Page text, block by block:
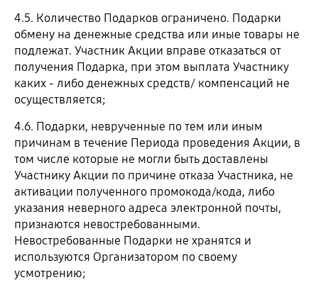
4.5. Количество Подарков ограничено. Подарки
обмену на денежные средства или иные товары не
подлежат. Участник Акции вправе отказаться от
получения Подарка, при этом выплата Участнику
каких - либо денежных средств/ компенсаций не
осуществляется;
4.6. Подарки, неврученные по тем или иным
причинам в течение Периода проведения Акции, в
том числе которые не могли быть доставлены
Участнику Акции по причине отказа Участника, не
активации полученного промокода/кода, либо
указания неверного адреса электронной почты,
признаются невостребованными.
Невостребованные Подарки не хранятся и
используются Организатором по своему
усмотрению;